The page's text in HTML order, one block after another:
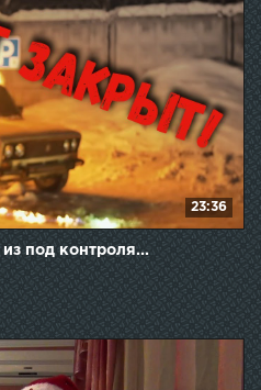
23:36
под контроля...